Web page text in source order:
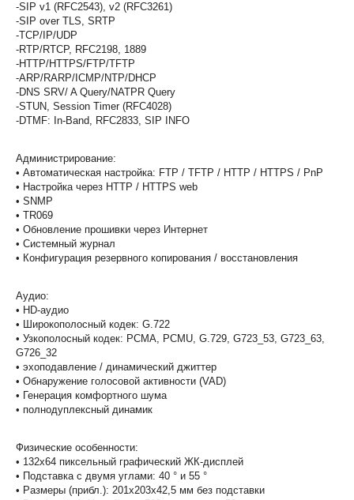
-SIP v1 (RFC2543), v2 (RFC3261)
-SIP over TLS, SRTP
-TCP/IP/UDP
-RTP/RTCP, RFC2198, 1889
-HTTP/HTTPS/FTP/TFTP
-ARP/RARP/ICMP/NTP/DHCP
-DNS SRV/ A Query/NATPR Query
-STUN, Session Timer (RFC4028)
-DTMF: In-Band, RFC2833, SIP INFO
Администрирование:
• Автоматическая настройка: FTP / TFTP / HTTP / HTTPS / PnP
• Настройка через HTTP / HTTPS web
• SNMP
• TR069
• Обновление прошивки через Интернет
• Системный журнал
• Конфигурация резервного копирования / восстановления
Аудио:
• HD-аудио
• Широкополосный кодек: G.722
• Узкополосный кодек: PCMA, PCMU, G.729, G723_53, G723_63,
G726_32
• эхоподавление / динамический джиттер
• Обнаружение голосовой активности (VAD)
• Генерация комфортного шума
• полнодуплексный динамик
Физические особенности:
• 132x64 пиксельный графический ЖК-дисплей
• Подставка с двумя углами: 40 ° и 55 °
• Размеры (прибл.): 201x203x42,5 мм без подставки